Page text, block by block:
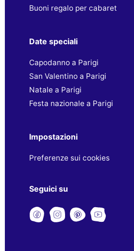
Buoni regalo per cabaret
Date speciali
Capodanno a Parigi
San Valentino a Parigi
Natale a Parigi
Festa nazionale a Parigi
Impostazioni
Preferenze sui cookies
Seguici su